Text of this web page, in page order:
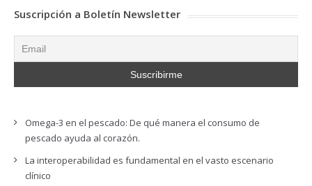
Suscripción a Boletín Newsletter
Omega-3 en el pescado: De qué manera el consumo de
pescado ayuda al corazón.
La interoperabilidad es fundamental en el vasto escenario
clínico